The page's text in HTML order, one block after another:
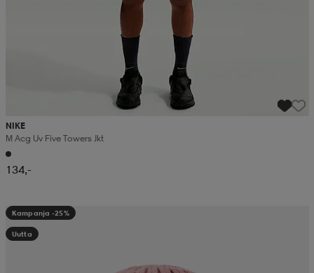
NIKE
M Acg Uv Five Towers Jkt
134,-
Kampanja -25%
Uutta